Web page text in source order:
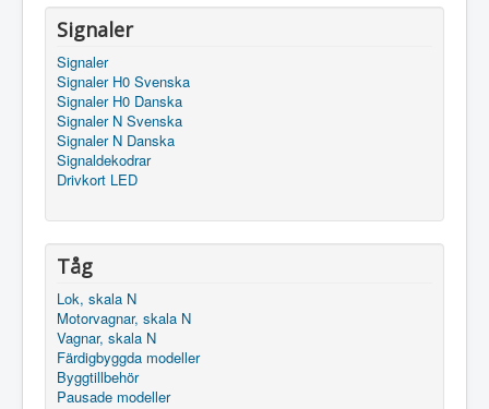
Signaler
Signaler
Signaler H0 Svenska
Signaler H0 Danska
Signaler N Svenska
Signaler N Danska
Signaldekodrar
Drivkort LED
Tåg
Lok, skala N
Motorvagnar, skala N
Vagnar, skala N
Färdigbyggda modeller
Byggtillbehör
Pausade modeller